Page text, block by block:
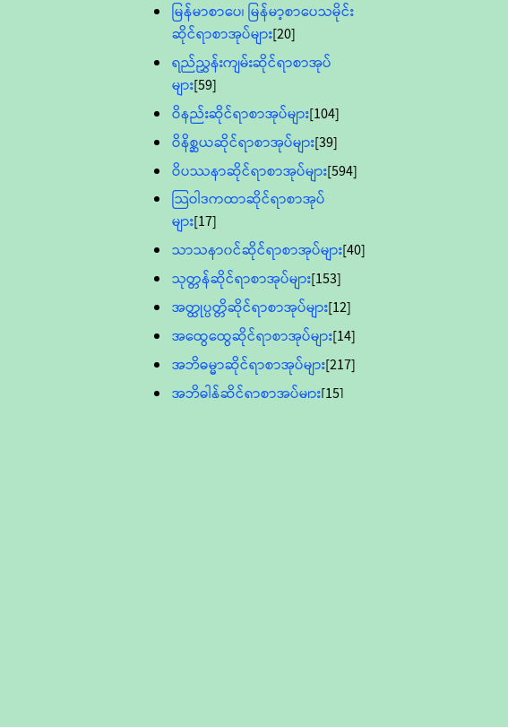
မြန်မာစာပေ၊ မြန်မာ့စာပေသမိုင်း
ဆိုင်ရာစာအုပ်များ[20]
ရည်ညွှန်းကျမ်းဆိုင်ရာစာအုပ်
များ[59]
ဝိနည်းဆိုင်ရာစာအုပ်များ[104]
ဝိနိစ္ဆယဆိုင်ရာစာအုပ်များ[39]
ဝိပဿနာဆိုင်ရာစာအုပ်များ[594]
သြဝါဒကထာဆိုင်ရာစာအုပ်
များ[17]
သာသနာ၀င်ဆိုင်ရာစာအုပ်များ[40]
သုတ္တန်ဆိုင်ရာစာအုပ်များ[153]
အတ္ထုပ္ပတ္တိဆိုင်ရာစာအုပ်များ[12]
အထွေထွေဆိုင်ရာစာအုပ်များ[14]
အဘိဓမ္မာဆိုင်ရာစာအုပ်များ[217]
အဘိဓါန်ဆိုင်ရာစာအုပ်များ[15]